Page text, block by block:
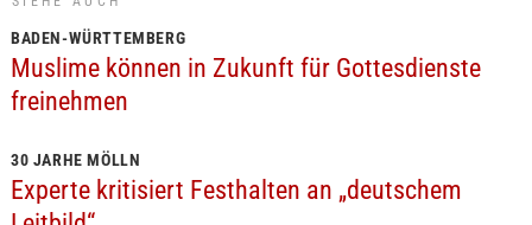
BADEN-WÜRTTEMBERG
Muslime können in Zukunft für Gottesdienste
freinehmen
30 JARHE MÖLLN
Experte kritisiert Festhalten an „deutschem